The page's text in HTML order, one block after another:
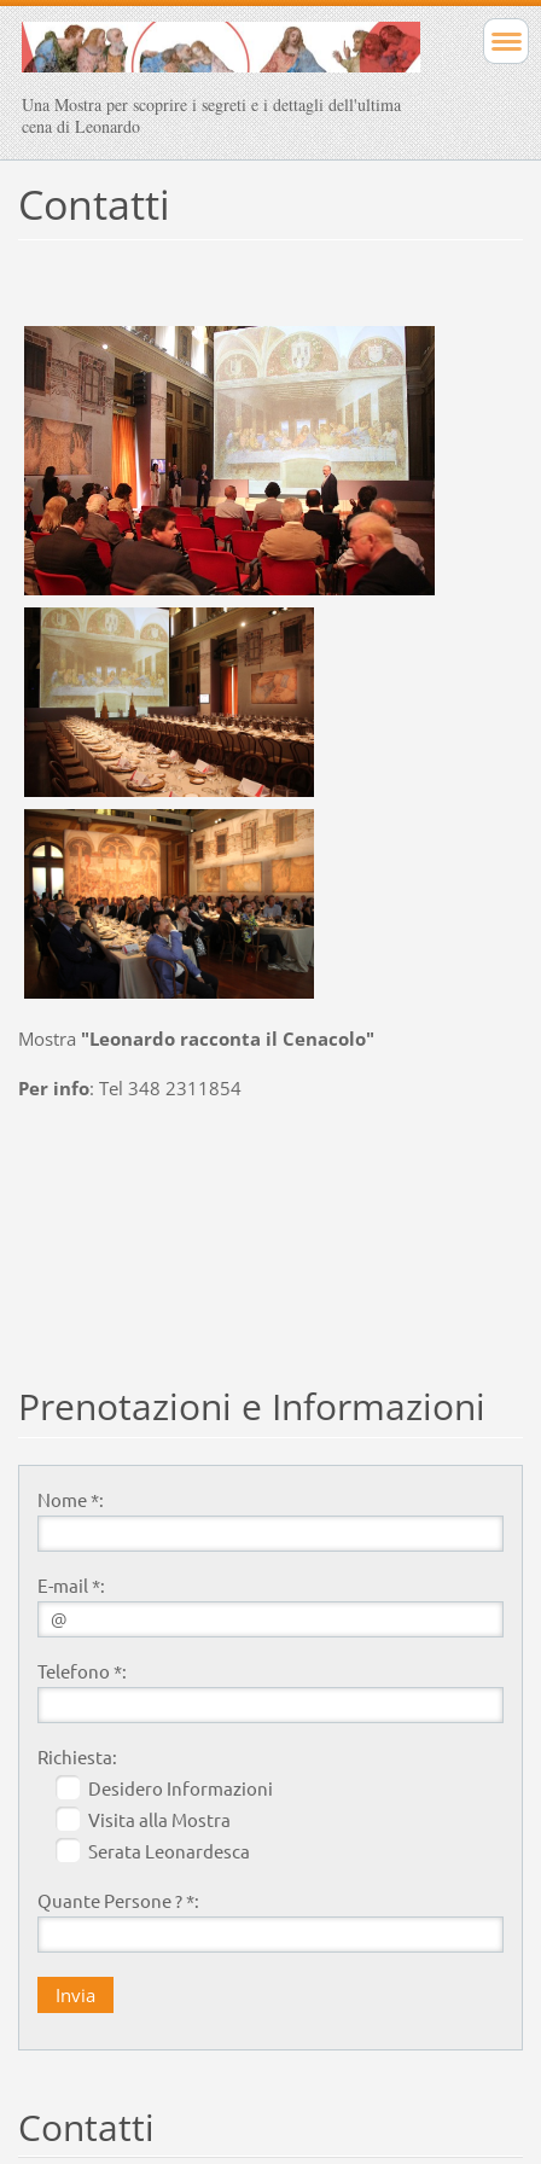
Una Mostra per scoprire i segreti e i dettagli dell'ultima
cena di Leonardo
Contatti
Mostra "Leonardo racconta il Cenacolo"
Per info: Tel 348 2311854
Prenotazioni e Informazioni
Nome *:
E-mail *:
Telefono *:
Richiesta:
Desidero Informazioni
Visita alla Mostra
Serata Leonardesca
Quante Persone ? *:
Contatti